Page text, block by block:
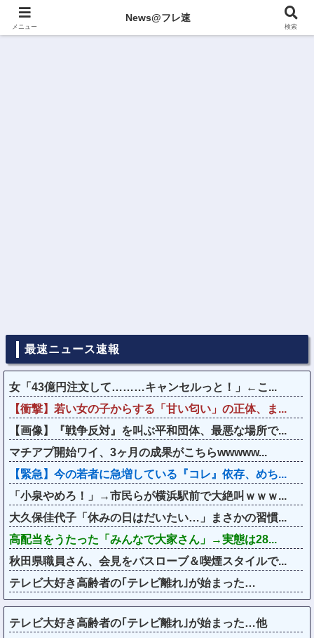
最速ニュース速報
女「43億円注文して………キャンセルっと！」←こ...
【衝撃】若い女の子からする「甘い匂い」の正体、ま...
【画像】『戦争反対』を叫ぶ平和団体、最悪な場所で...
マチアプ開始ワイ、3ヶ月の成果がこちらwwwww...
【緊急】今の若者に急増している『コレ』依存、めち...
「小泉やめろ！」→市民らが横浜駅前で大絶叫ｗｗｗ...
大久保佳代子「休みの日はだいたい…」まさかの習慣...
高配当をうたった「みんなで大家さん」→実態は28...
秋田県職員さん、会見をバスローブ＆喫煙スタイルで...
テレビ大好き高齢者の｢テレビ離れ｣が始まった…
テレビ大好き高齢者の｢テレビ離れ｣が始まった…他
メニュー
News@フレ速
検索